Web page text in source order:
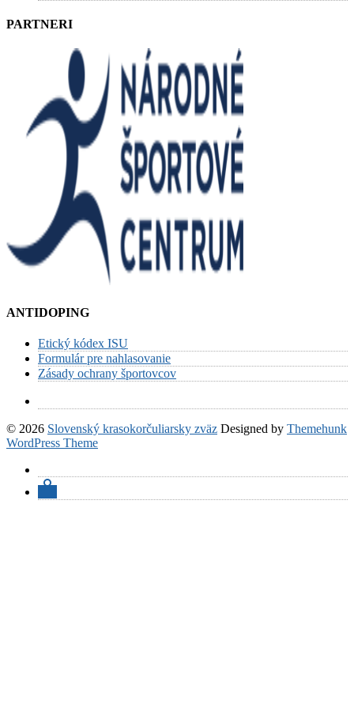
PARTNERI
ANTIDOPING
Etický kódex ISU
Formulár pre nahlasovanie
Zásady ochrany športovcov
© 2026 Slovenský krasokorčuliarsky zväz Designed by Themehunk
WordPress Theme